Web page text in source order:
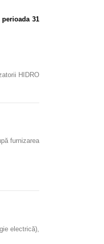
31
HIDRO
furnizarea
electrică),